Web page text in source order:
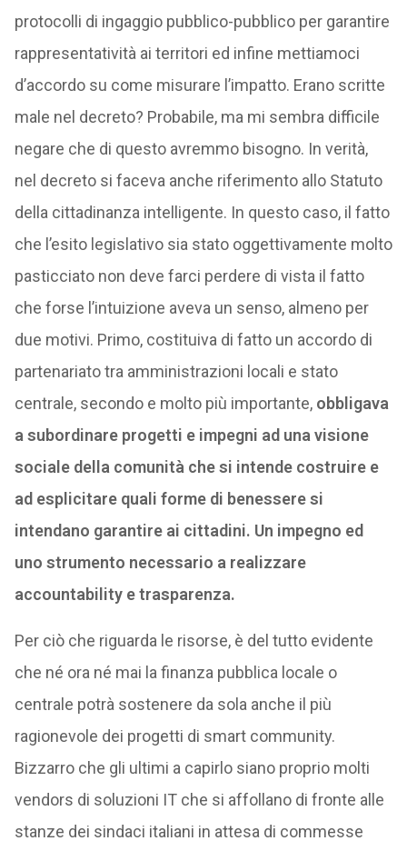
protocolli di ingaggio pubblico-pubblico per garantire
rappresentatività ai territori ed infine mettiamoci
d’accordo su come misurare l’impatto. Erano scritte
male nel decreto? Probabile, ma mi sembra difficile
negare che di questo avremmo bisogno. In verità,
nel decreto si faceva anche riferimento allo Statuto
della cittadinanza intelligente. In questo caso, il fatto
che l’esito legislativo sia stato oggettivamente molto
pasticciato non deve farci perdere di vista il fatto
che forse l’intuizione aveva un senso, almeno per
due motivi. Primo, costituiva di fatto un accordo di
partenariato tra amministrazioni locali e stato
centrale, secondo e molto più importante, obbligava
a subordinare progetti e impegni ad una visione
sociale della comunità che si intende costruire e
ad esplicitare quali forme di benessere si
intendano garantire ai cittadini. Un impegno ed
uno strumento necessario a realizzare
accountability e trasparenza.
Per ciò che riguarda le risorse, è del tutto evidente
che né ora né mai la finanza pubblica locale o
centrale potrà sostenere da sola anche il più
ragionevole dei progetti di smart community.
Bizzarro che gli ultimi a capirlo siano proprio molti
vendors di soluzioni IT che si affollano di fronte alle
stanze dei sindaci italiani in attesa di commesse